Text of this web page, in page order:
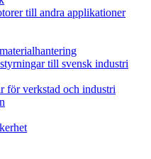
till andra applikationer
till svensk industri
för verkstad och industri